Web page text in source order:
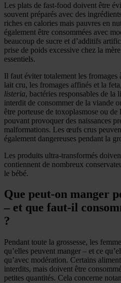
Les plats de fast-food doivent être
souvent préparés avec des
riches en calories mais pauvres en
également être consommées avec
beaucoup de sucre et d’additifs
prise de poids excessive chez la
essentiels.
Il faut éviter totalement les fromages
lait cru, les fromages affinés et la
listeria, bactéries responsables de la
interdit de consommer de la viande
être porteuse de toxoplasmose ou
pouvant provoquer des naissances
malformations. Les œufs crus
également dangereuses pendant la
Les produits ultra-transformés
contiennent de nombreux
le bébé.
Que peut-on manger
– et que faut-il
?
Pendant toute la grossesse, les
qu’elles peuvent manger – et ce
qu’avec modération. Certains
interdits, mais doivent être
petites quantités. Cela concerne